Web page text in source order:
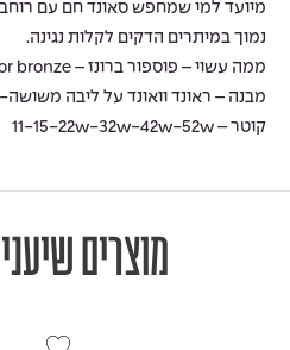
מיועד למי שמחפש סאונד חם עם
נמוך במיתרים הדקים לקלות נגינה.
ממה עשוי – פוספור ברונז – phosphor bronze
מבנה – ראונד וואונד על ליבה משושה-round wound on hex core
קוטר – 11-15-22w-32w-42w-52w
מוצרים